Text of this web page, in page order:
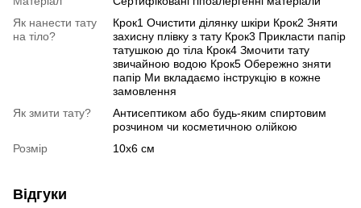
Як нанести тату
на тіло?
Крок1 Очистити ділянку шкіри Крок2 Зняти
захисну плівку з тату Крок3 Прикласти папір
татушкою до тіла Крок4 Змочити тату
звичайною водою Крок5 Обережно зняти
папір Ми вкладаємо інструкцію в кожне
замовлення
Як змити тату?
Антисептиком або будь-яким спиртовим
розчином чи косметичною олійкою
Розмір
10х6 см
Відгуки